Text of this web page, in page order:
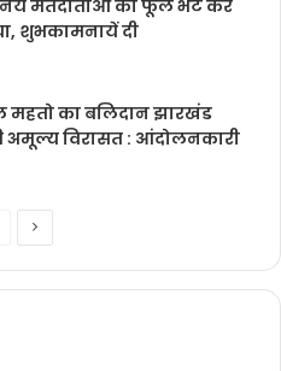
मतदाताओंं का फूल भेंट कर
शुभकामनायें दी
महतो का बलिदान झारखंड
विरासत : आंदोलनकारी
Next